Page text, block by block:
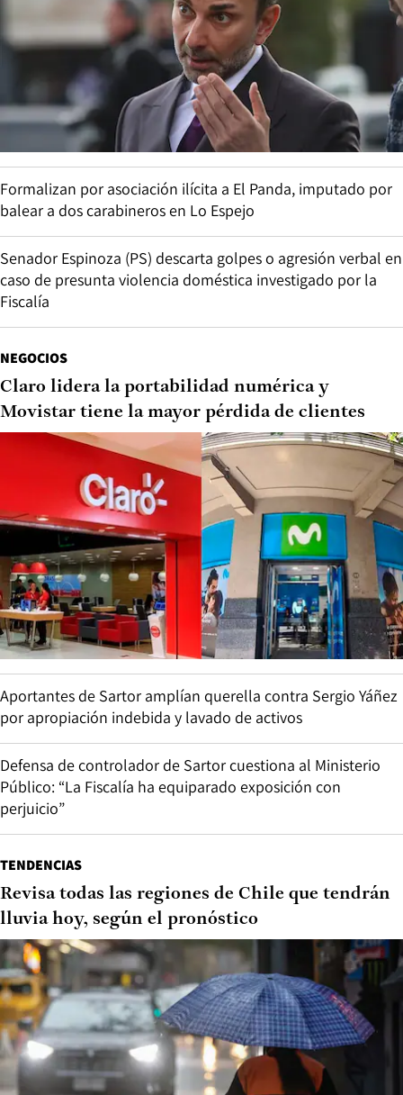
Formalizan por asociación ilícita a El Panda, imputado por
balear a dos carabineros en Lo Espejo
Senador Espinoza (PS) descarta golpes o agresión verbal en
caso de presunta violencia doméstica investigado por la
Fiscalía
NEGOCIOS
Claro lidera la portabilidad numérica y
Movistar tiene la mayor pérdida de clientes
Aportantes de Sartor amplían querella contra Sergio Yáñez
por apropiación indebida y lavado de activos
Defensa de controlador de Sartor cuestiona al Ministerio
Público: “La Fiscalía ha equiparado exposición con
perjuicio”
TENDENCIAS
Revisa todas las regiones de Chile que tendrán
lluvia hoy, según el pronóstico